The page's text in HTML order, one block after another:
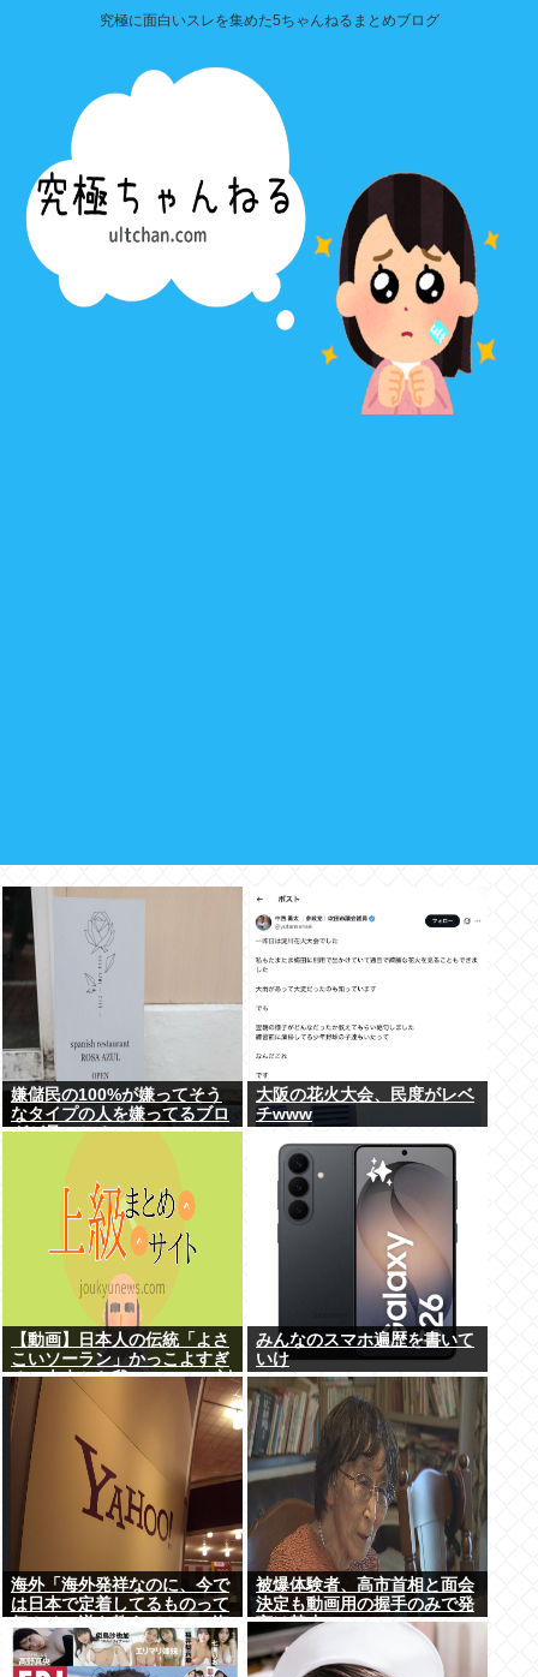
究極に面白いスレを集めた5ちゃんねるまとめブログ
嫌儲民の100%が嫌ってそう
なタイプの人を嫌ってるブロ
グが見つかる
大阪の花火大会、民度がレベ
チwww
【動画】日本人の伝統「よさ
こいソーラン」かっこよすぎ
る。古来から我々のDNAに刻
まれた踊り
みんなのスマホ遍歴を書いて
いけ
海外「海外発祥なのに、今で
は日本で定着してるものって
何？その逆も教えて！」（海
外の反応）
被爆体験者、高市首相と面会
決定も動画用の握手のみで発
言は禁止www